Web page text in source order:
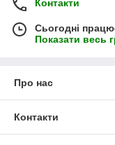
Контакти
Сьогодні
Показати весь
Про нас
Контакти